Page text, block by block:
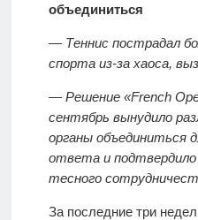
Мисс
Новости
объединиться
— Теннис пострадал
спорта из-за хаоса,
— Решение «French
сентябрь вынудило
органы объединиться
ответа и
тесного
За последние три